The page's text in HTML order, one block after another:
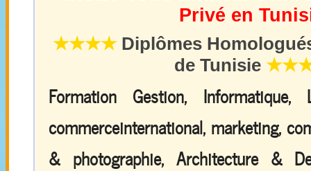
Privé en
★★★★Diplômes
de Tunisie
Formation Gestion, Informatique,
commerceinternational, marketing,
& photographie, Architecture &